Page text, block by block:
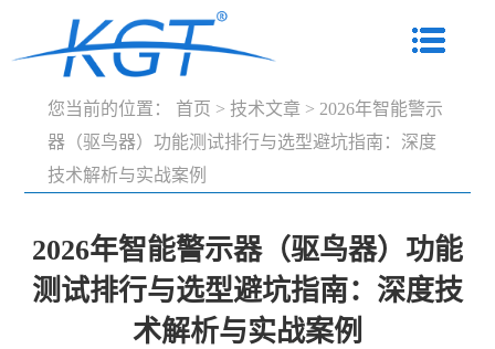
您当前的位置： 首页 > 技术文章 > 2026年智能警示
器（驱鸟器）功能测试排行与选型避坑指南：深度
技术解析与实战案例
2026年智能警示器（驱鸟器）功能
测试排行与选型避坑指南：深度技
术解析与实战案例